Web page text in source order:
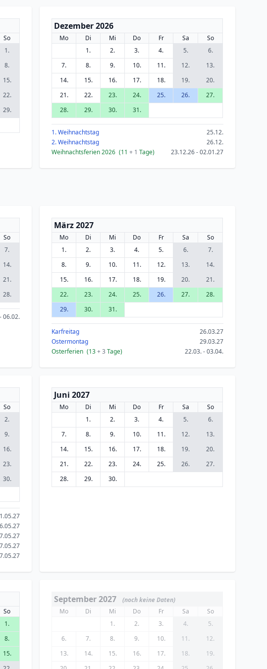
So
1.
8.
15.
22.
29.
Dezember 2026
Mo Di Mi Do Fr Sa
So
1.
2. 3. 4. 5.
6.
7.
8. 9. 10. 11. 12.
13.
14.
15. 16. 17. 18. 19.
20.
21.
22. 23. 24. 25. 26.
27.
28.
29. 30. 31.
1. Weihnachtstag
25.12.
2. Weihnachtstag
26.12.
Weihnachtsferien 2026 (11+ 1 Tage) 23.12.26 - 02.01.27
So
7.
14.
21.
28.
06.02.
März 2027
Mo Di Mi Do Fr Sa
So
1.
2. 3. 4. 5. 6.
7.
8.
9. 10. 11. 12. 13.
14.
15.
16. 17. 18. 19. 20.
21.
22.
23. 24. 25. 26. 27.
28.
29.
30. 31.
Karfreitag
26.03.27
Ostermontag
29.03.27
Osterferien (13+ 3 Tage) 22.03. - 03.04.
So
2.
9.
16.
23.
30.
Juni 2027
Mo Di Mi Do Fr Sa
So
1.
2. 3. 4. 5.
6.
7.
8. 9. 10. 11. 12.
13.
14.
15. 16. 17. 18. 19.
20.
21.
22. 23. 24. 25. 26.
27.
28.
29. 30.
So
1.
8.
15.
September 2027
(noch keine Daten)
Mo
Di Mi Do Fr Sa
So
1.
2. 3. 4.
5.
6.
7. 8. 9. 10. 11.
12.
13.
14. 15. 16. 17. 18.
19.